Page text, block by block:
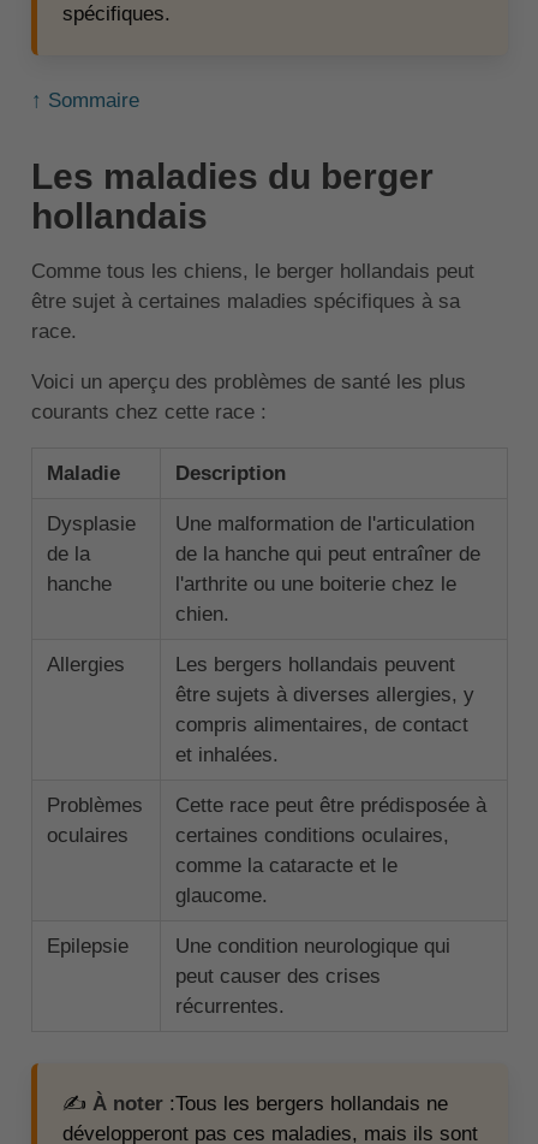
spécifiques.
↑ Sommaire
Les maladies du berger
hollandais
Comme tous les chiens, le berger hollandais peut
être sujet à certaines maladies spécifiques à sa
race.
Voici un aperçu des problèmes de santé les plus
courants chez cette race :
Maladie Description
Dysplasie
de la
hanche
Une malformation de l'articulation
de la hanche qui peut entraîner de
l'arthrite ou une boiterie chez le
chien.
Allergies
Les bergers hollandais peuvent
être sujets à diverses allergies, y
compris alimentaires, de contact
et inhalées.
Problèmes
oculaires
Cette race peut être prédisposée à
certaines conditions oculaires,
comme la cataracte et le
glaucome.
Epilepsie
Une condition neurologique qui
peut causer des crises
récurrentes.
✍️ À noter:Tous les bergers hollandais ne
développeront pas ces maladies, mais ils sont